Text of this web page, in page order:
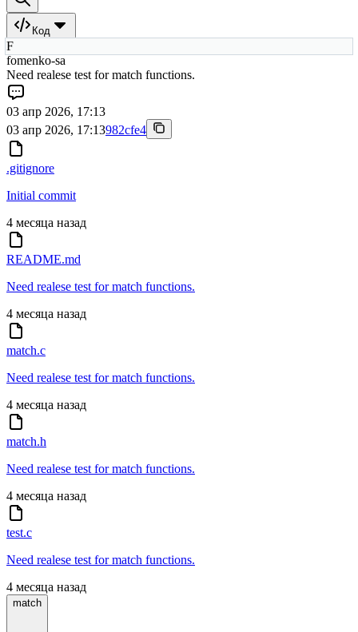
Код
F
fomenko-sa
Need realese test for match functions.
03 апр 2026, 17:13
03 апр 2026, 17:13982cfe4
.gitignore
Initial commit
4 месяца назад
README.md
Need realese test for match functions.
4 месяца назад
match.c
Need realese test for match functions.
4 месяца назад
match.h
Need realese test for match functions.
4 месяца назад
test.c
Need realese test for match functions.
4 месяца назад
match